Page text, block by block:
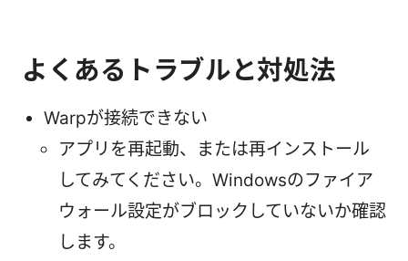
よくあるトラブルと対処法
Warpが接続できない
アプリを再起動、または再インストール
してみてください。Windowsのファイア
ウォール設定がブロックしていないか確認
します。